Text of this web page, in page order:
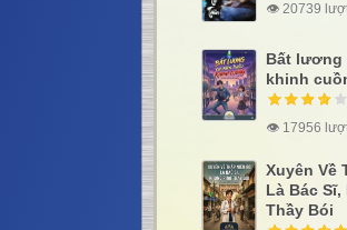
👁 20739
Bất lương
khinh
👁 17956
Xuyên Về
Là Bác
Thầy Bói